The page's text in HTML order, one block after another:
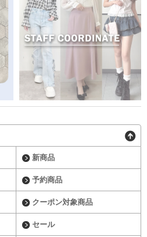
新商品
予約商品
クーポン対象商品
セール